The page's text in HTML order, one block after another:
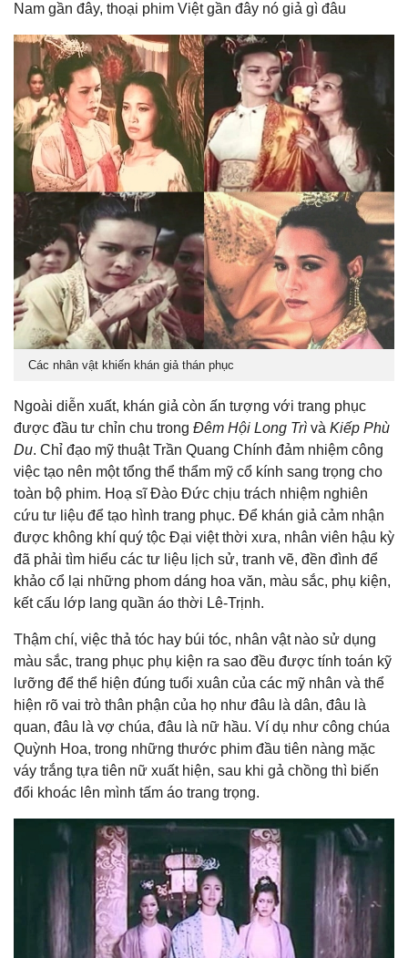
Nam gần đây, thoại phim Việt gần đây nó giả gì đâu
Các nhân vật khiến khán giả thán phục
Ngoài diễn xuất, khán giả còn ấn tượng với trang phục
được đầu tư chỉn chu trong Đêm Hội Long Trì và Kiếp Phù
Du. Chỉ đạo mỹ thuật Trần Quang Chính đảm nhiệm công
việc tạo nên một tổng thể thẩm mỹ cổ kính sang trọng cho
toàn bộ phim. Hoạ sĩ Đào Đức chịu trách nhiệm nghiên
cứu tư liệu để tạo hình trang phục. Để khán giả cảm nhận
được không khí quý tộc Đại việt thời xưa, nhân viên hậu kỳ
đã phải tìm hiểu các tư liệu lịch sử, tranh vẽ, đền đình để
khảo cổ lại những phom dáng hoa văn, màu sắc, phụ kiện,
kết cấu lớp lang quần áo thời Lê-Trịnh.
Thậm chí, việc thả tóc hay búi tóc, nhân vật nào sử dụng
màu sắc, trang phục phụ kiện ra sao đều được tính toán kỹ
lưỡng để thể hiện đúng tuổi xuân của các mỹ nhân và thể
hiện rõ vai trò thân phận của họ như đâu là dân, đâu là
quan, đâu là vợ chúa, đâu là nữ hầu. Ví dụ như công chúa
Quỳnh Hoa, trong những thước phim đầu tiên nàng mặc
váy trắng tựa tiên nữ xuất hiện, sau khi gả chồng thì biến
đổi khoác lên mình tấm áo trang trọng.